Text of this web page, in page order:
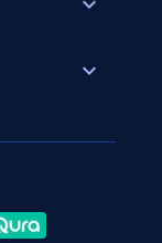
expand_more